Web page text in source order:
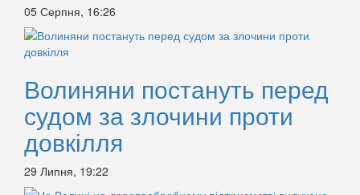
05 Серпня, 16:26
Волиняни постануть перед
судом за злочини проти
довкілля
29 Липня, 19:22